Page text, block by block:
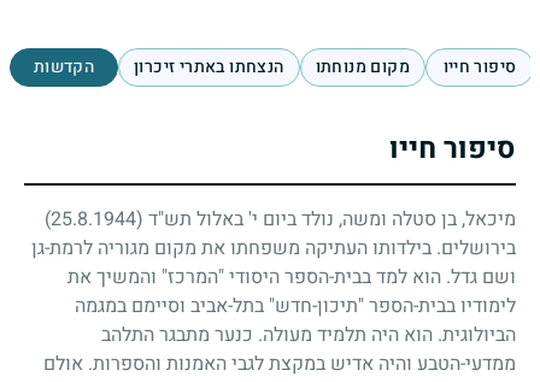
סיפור חייו מקום מנוחתו הנצחתו באתרי זיכרון הקדשות
סיפור חייו
מיכאל, בן סטלה ומשה, נולד ביום י' באלול תש"ד (25.8.1944)
בירושלים. בילדותו העתיקה משפחתו את מקום מגוריה לרמת-גן
ושם גדל. הוא למד בבית-הספר היסודי "המרכז" והמשיך את
לימודיו בבית-הספר "תיכון-חדש" בתל-אביב וסיימם במגמה
הביולוגית. הוא היה תלמיד מעולה. כנער מתבגר התלהב
ממדעי-הטבע והיה אדיש במקצת לגבי האמנות והספרות. אולם